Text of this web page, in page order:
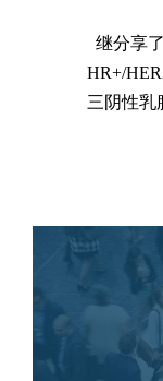
继分享
HR+/
三阴性乳